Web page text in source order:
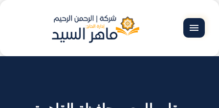
القائمة